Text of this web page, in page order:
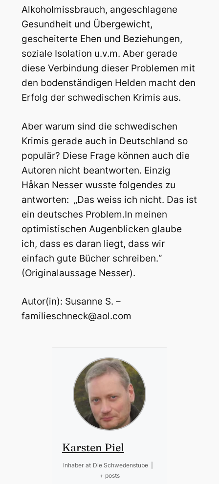
Alkoholmissbrauch, angeschlagene
Gesundheit und Übergewicht,
gescheiterte Ehen und Beziehungen,
soziale Isolation u.v.m. Aber gerade
diese Verbindung dieser Problemen mit
den bodenständigen Helden macht den
Erfolg der schwedischen Krimis aus.
Aber warum sind die schwedischen
Krimis gerade auch in Deutschland so
populär? Diese Frage können auch die
Autoren nicht beantworten. Einzig
Håkan Nesser wusste folgendes zu
antworten: „Das weiss ich nicht. Das ist
ein deutsches Problem.In meinen
optimistischen Augenblicken glaube
ich, dass es daran liegt, dass wir
einfach gute Bücher schreiben.“
(Originalaussage Nesser).
Autor(in): Susanne S. –
familieschneck@aol.com
Karsten Piel
Inhaber at Die Schwedenstube
+ posts